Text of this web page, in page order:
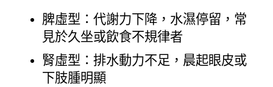
脾虛型：代謝力下降，水濕停留，常
見於久坐或飲食不規律者
腎虛型：排水動力不足，晨起眼皮或
下肢腫明顯